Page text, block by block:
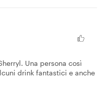
Una persona così
drink fantastici e anche